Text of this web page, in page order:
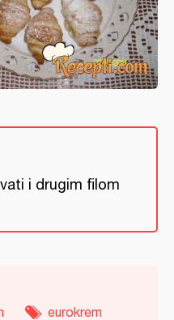
i drugim filom
eurokrem